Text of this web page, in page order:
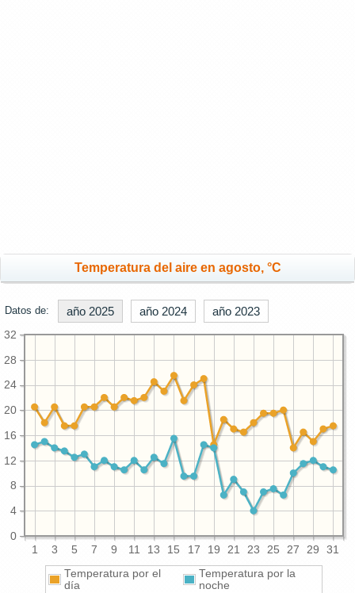
Temperatura del aire en agosto, °C
Datos de: año 2025 año 2024 año 2023
1 3 5 7 9 11 13 15 17 19 21 23 25 27 29 31
0
4
8
12
16
20
24
28
32
Temperatura por el
día
Temperatura por la
noche